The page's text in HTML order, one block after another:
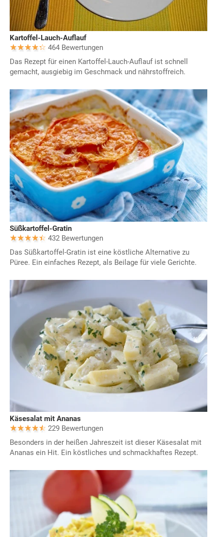
Kartoffel-Lauch-Auflauf
464 Bewertungen
Das Rezept für einen Kartoffel-Lauch-Auflauf ist schnell
gemacht, ausgiebig im Geschmack und nährstoffreich.
Süßkartoffel-Gratin
432 Bewertungen
Das Süßkartoffel-Gratin ist eine köstliche Alternative zu
Püree. Ein einfaches Rezept, als Beilage für viele Gerichte.
Käsesalat mit Ananas
229 Bewertungen
Besonders in der heißen Jahreszeit ist dieser Käsesalat mit
Ananas ein Hit. Ein köstliches und schmackhaftes Rezept.